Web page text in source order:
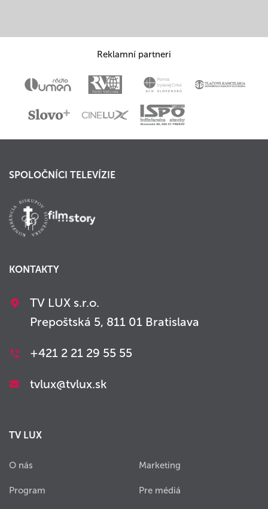
Reklamní partneri
SPOLOČNÍCI TELEVÍZIE
KONTAKTY
TV LUX s.r.o.
Prepoštská 5, 811 01 Bratislava
+421 2 21 29 55 55
tvlux@tvlux.sk
TV LUX
O nás
Program
Marketing
Pre médiá